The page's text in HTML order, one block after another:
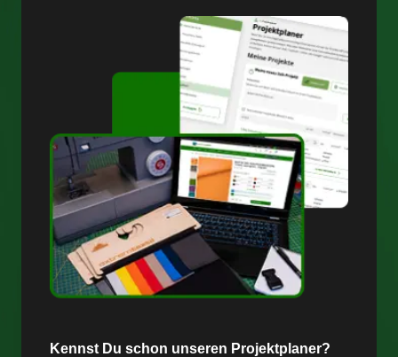
Kennst Du schon unseren Projektplaner?